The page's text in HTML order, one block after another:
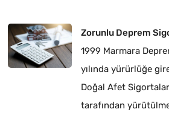
Zorunlu Deprem
1999 Marmara
yılında yürürlüğe
Doğal Afet
tarafından